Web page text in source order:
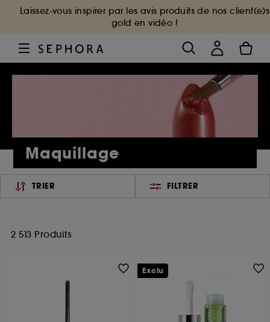
Laissez-vous inspirer par les avis produits de nos client(e)s
gold en vidéo !
Maquillage
TRIER FILTRER
2 513 Produits
Exclu